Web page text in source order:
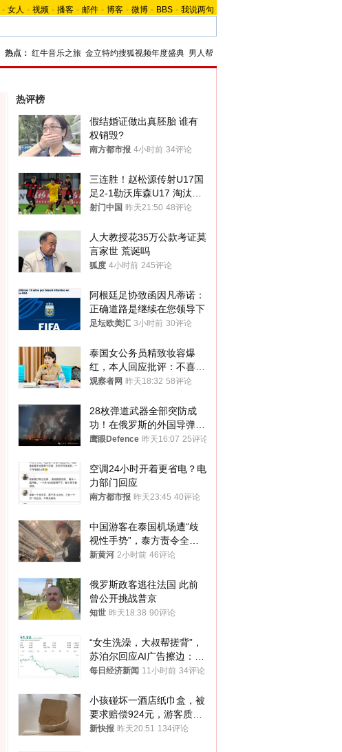
- 女人 - 视频 - 播客 - 邮件 - 博客 - 微博 - BBS - 我说两句
热点： 红牛音乐之旅 金立特约搜狐视频年度盛典 男人帮
热评榜
假结婚证做出真胚胎 谁有
权销毁?
南方都市报 4小时前 34评论
三连胜！赵松源传射U17国
足2-1勒沃库森U17 淘汰赛
将战河床
射门中国 昨天21:50 48评论
人大教授花35万公款考证莫
言家世 荒诞吗
狐度 4小时前 245评论
阿根廷足协致函因凡蒂诺：
正确道路是继续在您领导下
足坛欧美汇 3小时前 30评论
泰国女公务员精致妆容爆
红，本人回应批评：不喜欢
就别看
观察者网 昨天18:32 58评论
28枚弹道武器全部突防成
功！在俄罗斯的外国导弹发
射车都是合法打击目标
鹰眼Defence 昨天16:07 25评论
空调24小时开着更省电？电
力部门回应
南方都市报 昨天23:45 40评论
中国游客在泰国机场遭“歧
视性手势”，泰方责令全面
调查，对责任人采取最严厉
新黄河 2小时前 46评论
俄罗斯政客逃往法国 此前
曾公开挑战普京
知世 昨天18:38 90评论
“女生洗澡，大叔帮搓背”，
苏泊尔回应AI广告擦边：视
频全下架，已强化内容管理
每日经济新闻 11小时前 34评论
小孩碰坏一酒店纸巾盒，被
要求赔偿924元，游客质疑
酒店房客物品超高标价，市
新快报 昨天20:51 134评论